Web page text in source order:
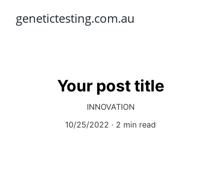
genetictesting.com.au
Your post title
INNOVATION
10/25/2022
2 min read